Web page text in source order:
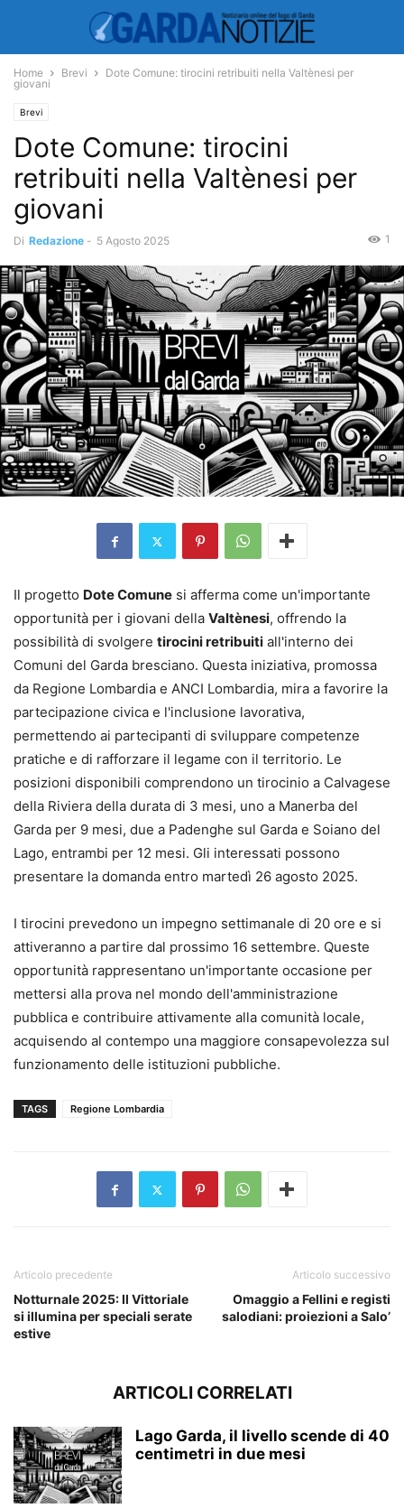
Home Brevi
Dote Comune: tirocini retribuiti nella Valtènesi per
giovani
Brevi
Dote Comune: tirocini
retribuiti nella Valtènesi per
giovani
Di Redazione - 5 Agosto 2025 1
Il progetto Dote Comune si afferma come un'importante
opportunità per i giovani della Valtènesi, offrendo la
possibilità di svolgere tirocini retribuiti all'interno dei
Comuni del Garda bresciano. Questa iniziativa, promossa
da Regione Lombardia e ANCI Lombardia, mira a favorire la
partecipazione civica e l'inclusione lavorativa,
permettendo ai partecipanti di sviluppare competenze
pratiche e di rafforzare il legame con il territorio. Le
posizioni disponibili comprendono un tirocinio a Calvagese
della Riviera della durata di 3 mesi, uno a Manerba del
Garda per 9 mesi, due a Padenghe sul Garda e Soiano del
Lago, entrambi per 12 mesi. Gli interessati possono
presentare la domanda entro martedì 26 agosto 2025.
I tirocini prevedono un impegno settimanale di 20 ore e si
attiveranno a partire dal prossimo 16 settembre. Queste
opportunità rappresentano un'importante occasione per
mettersi alla prova nel mondo dell'amministrazione
pubblica e contribuire attivamente alla comunità locale,
acquisendo al contempo una maggiore consapevolezza sul
funzionamento delle istituzioni pubbliche.
TAGS Regione Lombardia
Articolo precedente
Notturnale 2025: Il Vittoriale
si illumina per speciali serate
estive
Articolo successivo
Omaggio a Fellini e registi
salodiani: proiezioni a Salo’
ARTICOLI CORRELATI
Lago Garda, il livello scende di 40
centimetri in due mesi